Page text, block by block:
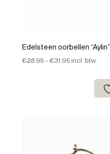
Edelsteen oorbellen “Aylin”
€28.95 - €31.95Prijsklasse:
incl. btw